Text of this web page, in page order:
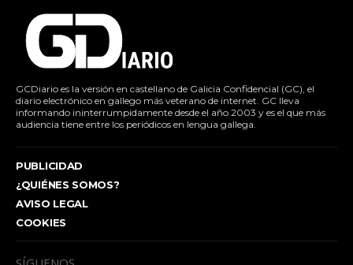
GCDiario es la versión en castellano de Galicia Confidencial (GC), el
diario electrónico en gallego más veterano de internet. GC lleva
informando ininterrumpidamente desde el año 2003 y es el que más
audiencia tiene entre los periódicos en lengua gallega.
PUBLICIDAD
¿QUIÉNES SOMOS?
AVISO LEGAL
COOKIES